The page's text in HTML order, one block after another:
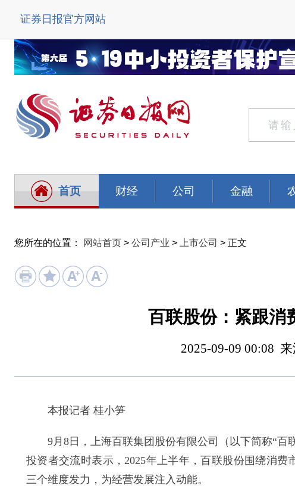
证券日报官方网站
首页 财经 公司 金融
您所在的位置： 网站首页 > 公司产业 > 上市公司 > 正文
百联股份：紧跟消
2025-09-09 00:08
本报记者 桂小笋
9月8日，上海百联集团股份有限公司（以下简称“百
投资者交流时表示，2025年上半年，百联股份围绕消
三个维度发力，为经营发展注入动能。